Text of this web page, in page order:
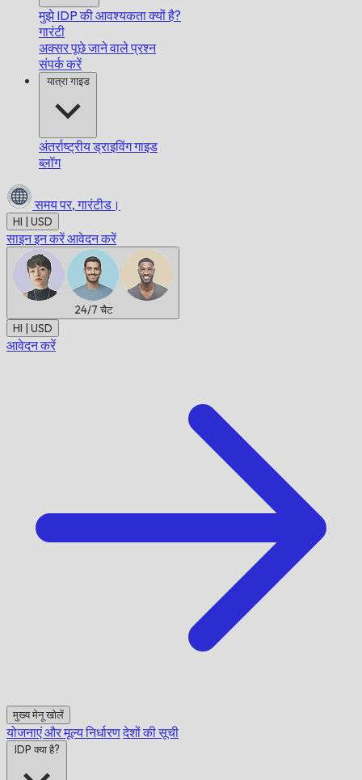
मुझे IDP की आवश्यकता क्यों है?
गारंटी
अक्सर पूछे जाने वाले प्रश्न
संपर्क करें
यात्रा गाइड
अंतर्राष्ट्रीय ड्राइविंग गाइड
ब्लॉग
समय पर, गारंटीड।
HI | USD
साइन इन करेंआवेदन करें
24/7 चैट
HI | USD
आवेदन करें
मुख्य मेनू खोलें
योजनाएं और मूल्य निर्धारणदेशों की सूची
IDP क्या है?